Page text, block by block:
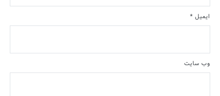
ایمیل *
وب‌ سایت